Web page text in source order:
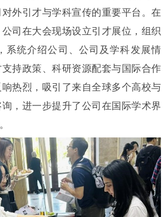
外引才与学科宣传的重要平台。在
司在大会现场设立引才展位，组织
系统介绍公司、公司及学科发展情
持政策、科研资源配套与国际合作
热烈，吸引了来自全球多个高校与
，进一步提升了公司在国际学术界